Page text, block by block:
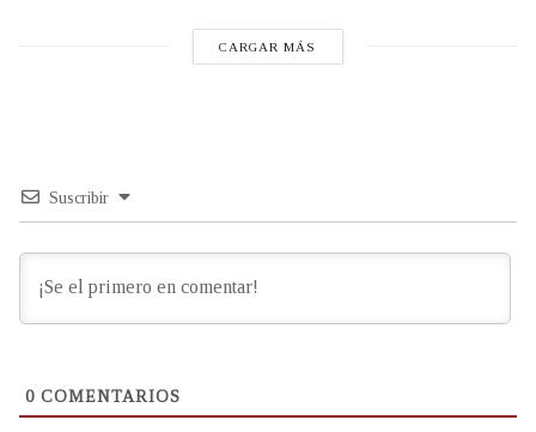
CARGAR MÁS
Suscribir
0 COMENTARIOS